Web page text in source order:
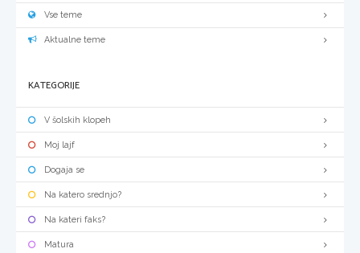
Vse teme
Aktualne teme
KATEGORIJE
V šolskih klopeh
Moj lajf
Dogaja se
Na katero srednjo?
Na kateri faks?
Matura